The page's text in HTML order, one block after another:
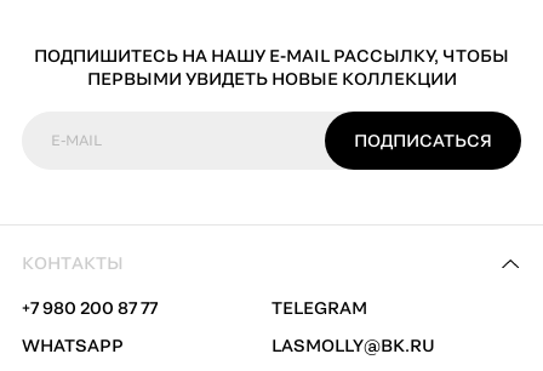
ПОДПИШИТЕСЬ НА НАШУ E-MAIL РАССЫЛКУ, ЧТОБЫ
ПЕРВЫМИ УВИДЕТЬ НОВЫЕ КОЛЛЕКЦИИ
E-MAIL ПОДПИСАТЬСЯ
КОНТАКТЫ
+7 980 200 87 77
TELEGRAM
WHATSAPP
LASMOLLY@BK.RU